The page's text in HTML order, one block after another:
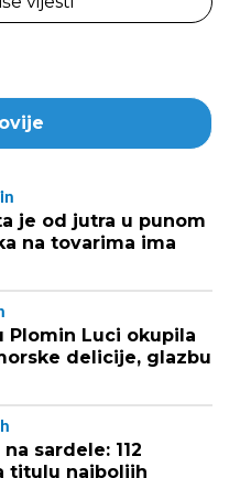
je od jutra u punom
na tovarima ima
h
Plomin Luci okupila
delicije, glazbu
h
sardele: 112
titulu najboljih